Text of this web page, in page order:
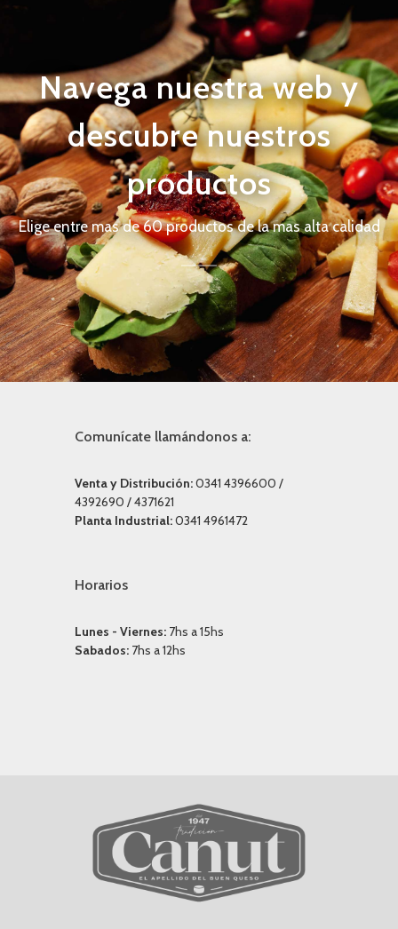
Navega nuestra web y
descubre nuestros
productos
Elige entre mas de 60 productos de la mas alta calidad
Comunícate llamándonos a:
Venta y Distribución:0341 4396600 /
4392690 / 4371621
Planta Industrial:0341 4961472
Horarios
Lunes - Viernes: 7hs a 15hs
Sabados: 7hs a 12hs